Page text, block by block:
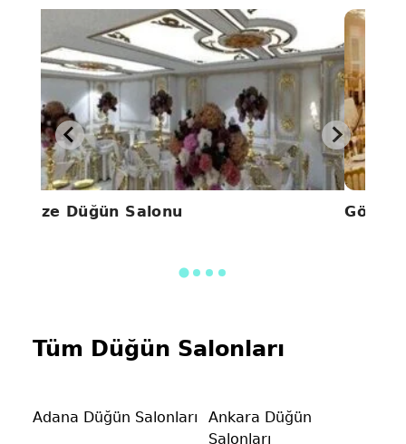
Alize Düğün Salonu Gönül
Tüm Düğün Salonları
Adana Düğün Salonları
Ankara Düğün
Salonları